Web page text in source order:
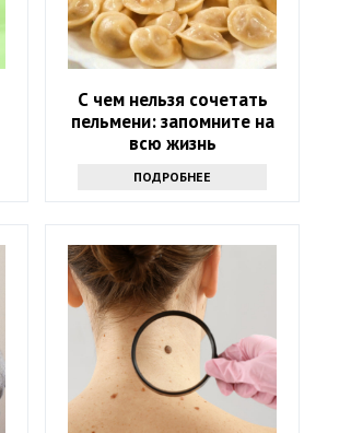
С чем нельзя сочетать
пельмени: запомните на
всю жизнь
ПОДРОБНЕЕ